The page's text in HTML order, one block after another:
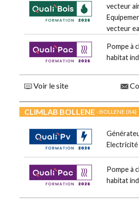
vecteur
vecteur
Pompe à
habitat
Voir le site
CLIMLAB BOLLENE - BOLLENE (84)
Electricité
Pompe à
habitat